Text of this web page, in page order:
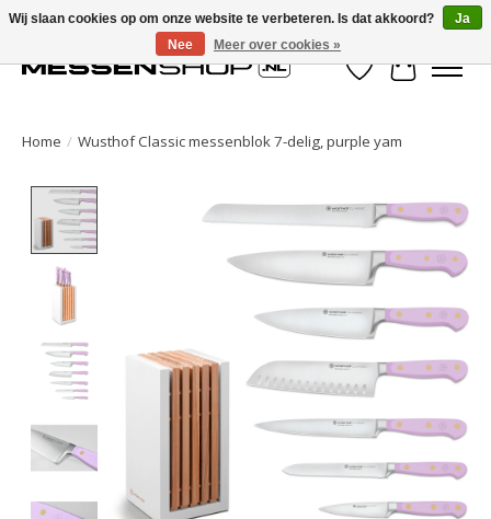
Verlanglijst
Home / Wusthof Classic messenblok 7-delig, purple yam
Product image slideshow Items
Wij slaan cookies op om onze website te verbeteren. Is dat akkoord?
Ja
Nee
Meer over cookies »